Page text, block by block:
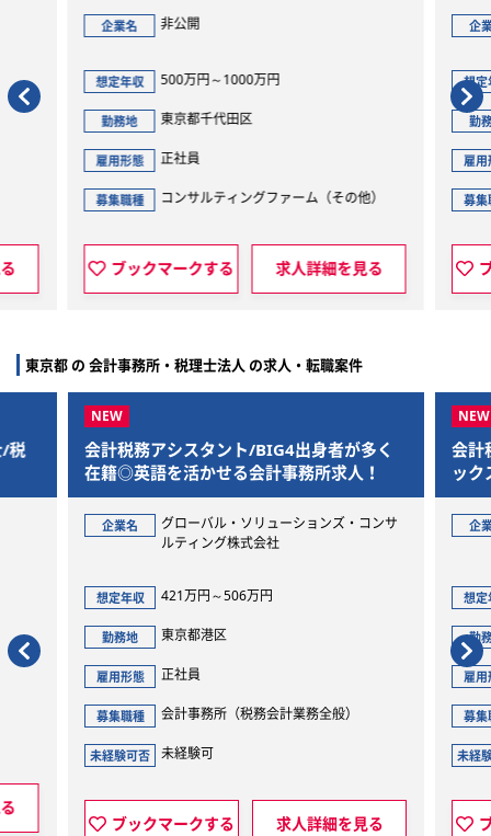
ジェクトに参画できます
企業名 非公開
想定年収 500万円～1000万円
勤務地 東京都千代田区
雇用形態 正社員
募集職種 コンサルティングファーム（その他）
ブックマークする 求人詳細を見る
企
想定
勤
雇用
募集
東京都 の 会計事務所・税理士法人 の求人・転職案件
/税
会計税務アシスタント/BIG4出身者が多く
在籍◎英語を活かせる会計事務所求人！
企業名
グローバル・ソリューションズ・コンサ
ルティング株式会社
想定年収 421万円～506万円
勤務地 東京都港区
雇用形態 正社員
募集職種 会計事務所（税務会計業務全般）
未経験可否 未経験可
ブックマークする 求人詳細を見る
会計
ッ
企
想定
勤
雇用
募集
未経